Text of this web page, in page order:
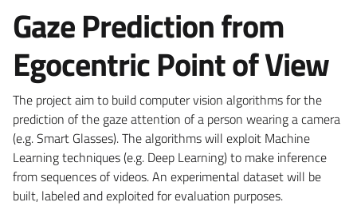
Gaze Prediction from
Egocentric Point of View
The project aim to build computer vision algorithms for the
prediction of the gaze attention of a person wearing a camera
(e.g. Smart Glasses). The algorithms will exploit Machine
Learning techniques (e.g. Deep Learning) to make inference
from sequences of videos. An experimental dataset will be
built, labeled and exploited for evaluation purposes.